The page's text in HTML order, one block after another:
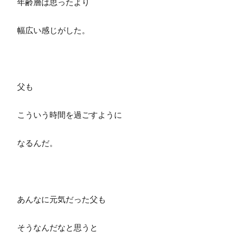
年齢層は思ったより
幅広い感じがした。
父も
こういう時間を過ごすように
なるんだ。
あんなに元気だった父も
そうなんだなと思うと